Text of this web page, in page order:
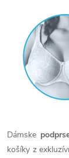
Dámske
košíky z